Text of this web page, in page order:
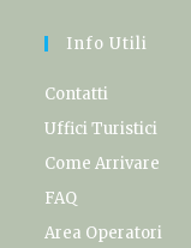
Info Utili
Contatti
Uffici Turistici
Come Arrivare
FAQ
Area Operatori